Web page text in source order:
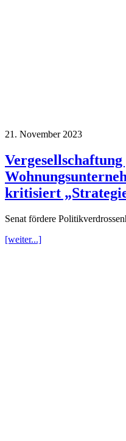
21. November 2023
kritisiert
Senat fördere
[weiter...]